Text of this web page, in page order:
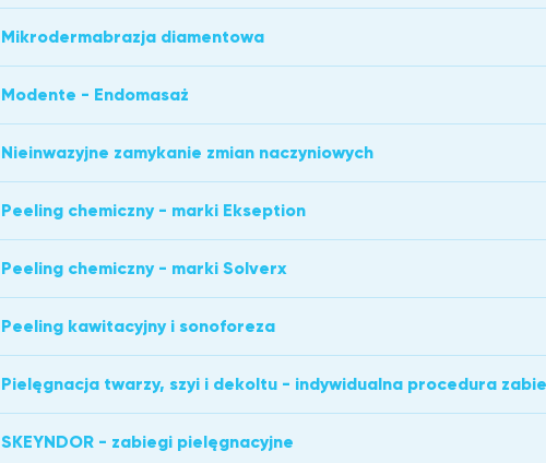
Mikrodermabrazja diamentowa
Modente - Endomasaż
Nieinwazyjne zamykanie zmian naczyniowych
Peeling chemiczny - marki Ekseption
Peeling chemiczny - marki Solverx
Peeling kawitacyjny i sonoforeza
Pielęgnacja twarzy, szyi i dekoltu - indywidualna procedura
SKEYNDOR - zabiegi pielęgnacyjne